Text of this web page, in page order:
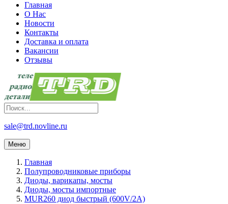
Главная
О Нас
Новости
Контакты
Доставка и оплата
Вакансии
Отзывы
sale@trd.novline.ru
Меню
Главная
Полупроводниковые приборы
Диоды, варикапы, мосты
Диоды, мосты импортные
MUR260 диод быстрый (600V/2A)